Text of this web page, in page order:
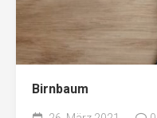
Birnbaum